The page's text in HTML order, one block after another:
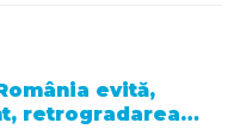
evită,
retrogradarea…